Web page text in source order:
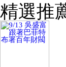
精選推